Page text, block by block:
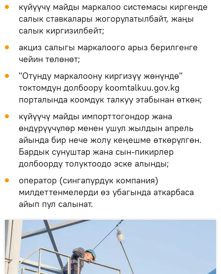
күйүүчү майды маркалоо системасы киргенде
салык ставкалары жогорулатылбайт, жаңы
салык киргизилбейт;
акциз салыгы маркалоого арыз берилгенге
чейин төлөнөт;
"Отунду маркалоону киргизүү жөнүндө"
токтомдун долбоору koomtalkuu.gov.kg
порталында коомдук талкуу этабынан өткөн;
күйүүчү майды импорттогондор жана
өндүрүүчүлөр менен ушул жылдын апрель
айында бир нече жолу кеңешме өткөрүлгөн.
Бардык сунуштар жана сын-пикирлер
долбоорду толуктоодо эске алынды;
оператор (сингапурдук компания)
милдеттенмелерди өз убагында аткарбаса
айып пул салынат.